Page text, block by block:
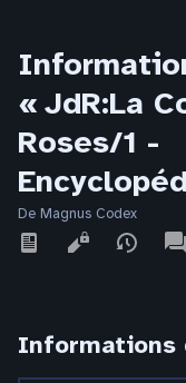
« JdR:La
Roses/1 -
De Magnus Codex
Affichages
Informations